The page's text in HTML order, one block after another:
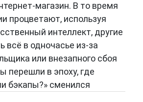
данные можно
графические,
Табличные
в виде таблиц,
и столбцов. Графические
в виде графиков,
Текстовые данные
магазин. В то время
процветают, используя
интеллект, другие
всё в одночасье из-за
или внезапного сбоя
перешли в эпоху, где
бэкапы?» сменился